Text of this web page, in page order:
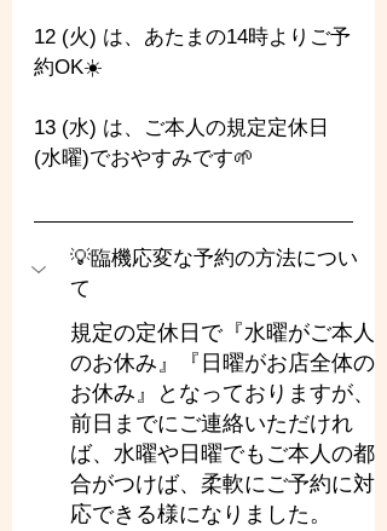
12 (火) は、あたまの14時よりご予
約OK☀️
13 (水) は、ご本人の規定定休日
(水曜)でおやすみです🌱
💡臨機応変な予約の方法につい
て
規定の定休日で『水曜がご本人
のお休み』『日曜がお店全体の
お休み』となっておりますが、
前日までにご連絡いただけれ
ば、水曜や日曜でもご本人の都
合がつけば、柔軟にご予約に対
応できる様になりました。